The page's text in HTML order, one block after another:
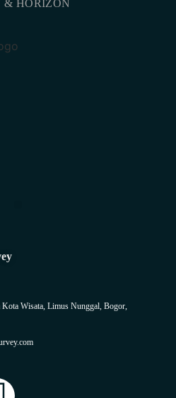
& HORIZON
Wisata, Limus Nunggal, Bogor,